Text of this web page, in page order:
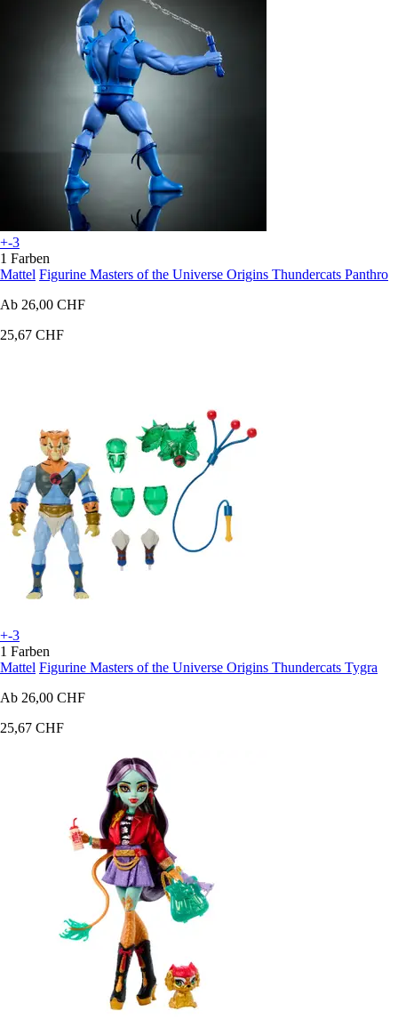
+-3
1 Farben
Mattel Figurine Masters of the Universe Origins Thundercats Panthro
Ab 26,00 CHF
25,67 CHF
+-3
1 Farben
Mattel Figurine Masters of the Universe Origins Thundercats Tygra
Ab 26,00 CHF
25,67 CHF